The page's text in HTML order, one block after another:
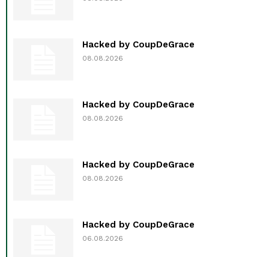
Hacked by CoupDeGrace
08.08.2026
Hacked by CoupDeGrace
08.08.2026
Hacked by CoupDeGrace
08.08.2026
Hacked by CoupDeGrace
06.08.2026